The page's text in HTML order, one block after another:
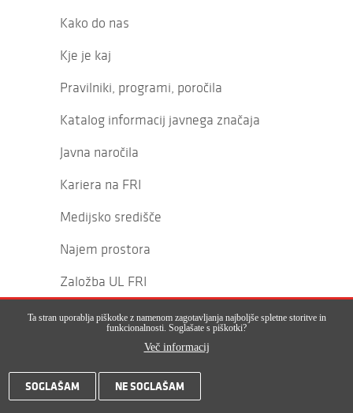
Kako do nas
Kje je kaj
Pravilniki, programi, poročila
Katalog informacij javnega značaja
Javna naročila
Kariera na FRI
Medijsko središče
Najem prostora
Založba UL FRI
ŠTUDIJ
Virtualni informativni dan
Ta stran uporablja piškotke z namenom zagotavljanja najboljše spletne storitve in
funkcionalnosti. Soglašate s piškotki?
Več informacij
SOGLAŠAM NE SOGLAŠAM